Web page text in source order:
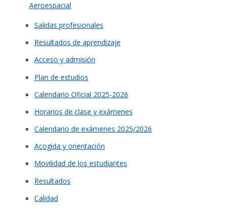
Aeroespacial
Salidas profesionales
Resultados de aprendizaje
Acceso y admisión
Plan de estudios
Calendario Oficial 2025-2026
Horarios de clase y exámenes
Calendario de exámenes 2025/2026
Acogida y orientación
Movilidad de los estudiantes
Resultados
Calidad